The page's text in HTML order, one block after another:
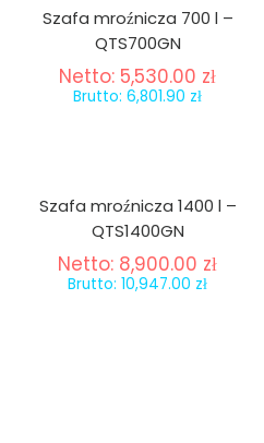
Szafa mroźnicza 700 l –
QTS700GN
Netto: 5,530.00 zł
Brutto:6,801.90 zł
Szafa mroźnicza 1400 l –
QTS1400GN
Netto: 8,900.00 zł
Brutto:10,947.00 zł